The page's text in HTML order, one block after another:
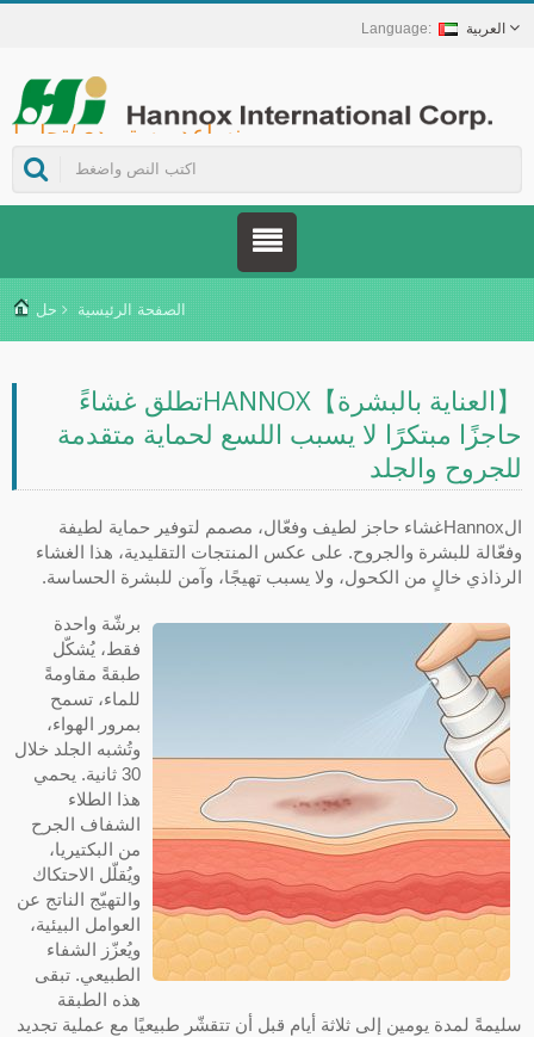
العربية
Hannox International Corp. - نساعد مستوردي/تجار الجملة/الموزعين للأجهزة الطبية والعلامات التجارية في مجال الرعاية الصحية على إطلاق حلول غير دوائية للعناية بالجروح والأغشية المخاطية، تشمل علاج قرح الفم، والرعاية الداعمة لمرضى السرطان، وحماية الجلد، والعناية بالغشاء المخاطي للأنف، وحماية الجروح في المنزل. كما نوفر مجموعة واسعة من الأجهزة الطبية في مجالات الوقاية من داء السكري وإدارته، وحلول الوقاية من الأمراض المنقولة بالبعوض، وغيرها من تطبيقات الرعاية الصحية المنزلية.
الصفحة الرئيسية حل
【العناية بالبشرة】HANNOXتطلق غشاءً
حاجزًا مبتكرًا لا يسبب اللسع لحماية متقدمة
للجروح والجلد
الHannoxغشاء حاجز لطيف وفعّال، مصمم لتوفير حماية لطيفة
وفعّالة للبشرة والجروح. على عكس المنتجات التقليدية، هذا الغشاء
الرذاذي خالٍ من الكحول، ولا يسبب تهيجًا، وآمن للبشرة الحساسة.
برشّة واحدة
فقط، يُشكّل
طبقةً مقاومةً
للماء، تسمح
بمرور الهواء،
وتُشبه الجلد خلال
30 ثانية. يحمي
هذا الطلاء
الشفاف الجرح
من البكتيريا،
ويُقلّل الاحتكاك
والتهيّج الناتج عن
العوامل البيئية،
ويُعزّز الشفاء
الطبيعي. تبقى
هذه الطبقة
سليمةً لمدة يومين إلى ثلاثة أيام قبل أن تتقشّر طبيعيًا مع عملية تجديد